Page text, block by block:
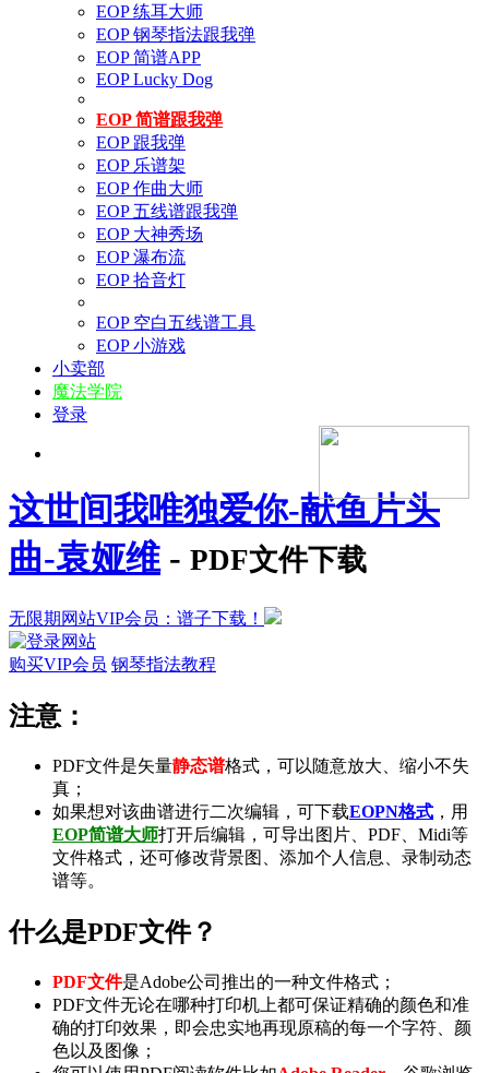
EOP 练耳大师
EOP 钢琴指法跟我弹
EOP 简谱APP
EOP Lucky Dog
EOP 简谱跟我弹
EOP 跟我弹
EOP 乐谱架
EOP 作曲大师
EOP 五线谱跟我弹
EOP 大神秀场
EOP 瀑布流
EOP 拾音灯
EOP 空白五线谱工具
EOP 小游戏
小卖部
魔法学院
登录
这世间我唯独爱你-献鱼片头
曲-袁娅维- PDF文件下载
无限期网站VIP会员：谱子下载！
购买VIP会员 钢琴指法教程
注意：
PDF文件是矢量静态谱格式，可以随意放大、缩小不失
真；
如果想对该曲谱进行二次编辑，可下载EOPN格式 ，用
EOP简谱大师打开后编辑，可导出 图片 PDF Midi等
文件格式，还可修改背景图、添加个人信息、录制 动态
谱等。
什么是PDF文件？
PDF文件是Adobe公司推出的一种文件格式；
PDF文件无论在哪种打印机上都可保证精确的颜色和准
确的打印效果，即会忠实地再现原稿的每一个字符、颜
色以及图像；